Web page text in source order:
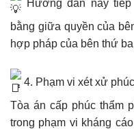
Hướng dẫn này
bằng giữa quyền của
hợp pháp của bên thứ
4. Phạm vi xét xử
Tòa án cấp phúc thẩm
trong phạm vi kháng